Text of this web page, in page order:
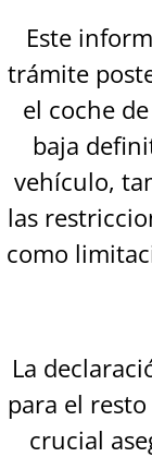
Este
trámite
el coche
baja
vehículo,
las
como
La
para el
crucial